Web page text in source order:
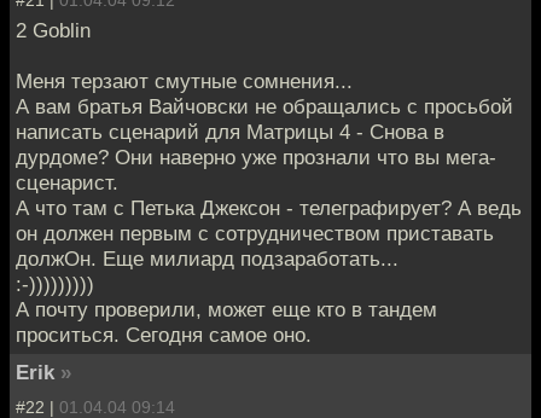
2 Goblin
Меня терзают смутные сомнения...
А вам братья Вайчовски не обращались с просьбой
написать сценарий для Матрицы 4 - Снова в
дурдоме? Они наверно уже прознали что вы мега-
сценарист.
А что там с Петька Джексон - телеграфирует? А ведь
он должен первым с сотрудничеством приставать
должОн. Еще милиард подзаработать...
:-)))))))))
А почту проверили, может еще кто в тандем
проситься. Сегодня самое оно.
Erik »
#22 | 01.04.04 09:14